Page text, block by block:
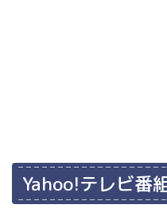
Yahoo!テレビ番